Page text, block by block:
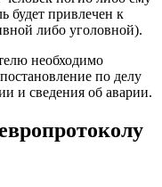
будет привлечен к
либо уголовной).
необходимо
по делу
и сведения об аварии.